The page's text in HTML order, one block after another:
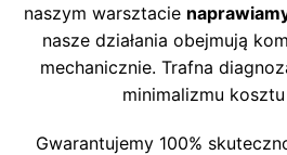
naszym warsztacie
nasze działania obejmują
mechanicznie. Trafna
minimalizmu
Gwarantujemy 100%